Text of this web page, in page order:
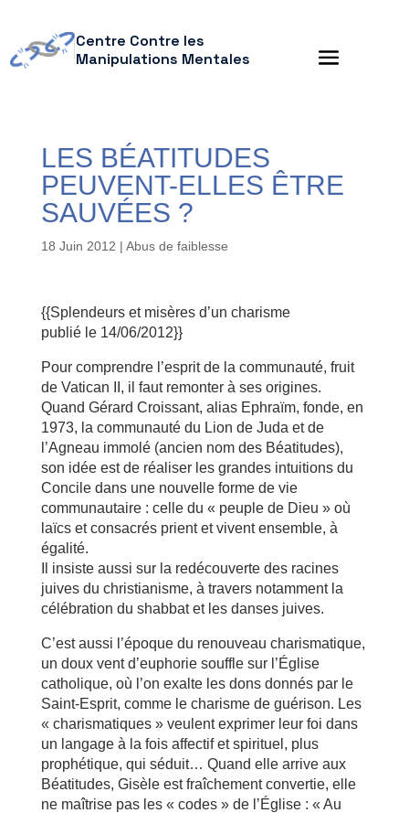
Centre Contre les
Manipulations Mentales
LES BÉATITUDES
PEUVENT-ELLES ÊTRE
SAUVÉES ?
18 Juin 2012 | Abus de faiblesse
{{Splendeurs et misères d’un charisme
publié le 14/06/2012}}
Pour comprendre l’esprit de la communauté, fruit
de Vatican II, il faut remonter à ses origines.
Quand Gérard Croissant, alias Ephraïm, fonde, en
1973, la communauté du Lion de Juda et de
l’Agneau immolé (ancien nom des Béatitudes),
son idée est de réaliser les grandes intuitions du
Concile dans une nouvelle forme de vie
communautaire : celle du « peuple de Dieu » où
laïcs et consacrés prient et vivent ensemble, à
égalité.
Il insiste aussi sur la redécouverte des racines
juives du christianisme, à travers notamment la
célébration du shabbat et les danses juives.
C’est aussi l’époque du renouveau charismatique,
un doux vent d’euphorie souffle sur l’Église
catholique, où l’on exalte les dons donnés par le
Saint-Esprit, comme le charisme de guérison. Les
« charismatiques » veulent exprimer leur foi dans
un langage à la fois affectif et spirituel, plus
prophétique, qui séduit… Quand elle arrive aux
Béatitudes, Gisèle est fraîchement convertie, elle
ne maîtrise pas les « codes » de l’Église : « Au